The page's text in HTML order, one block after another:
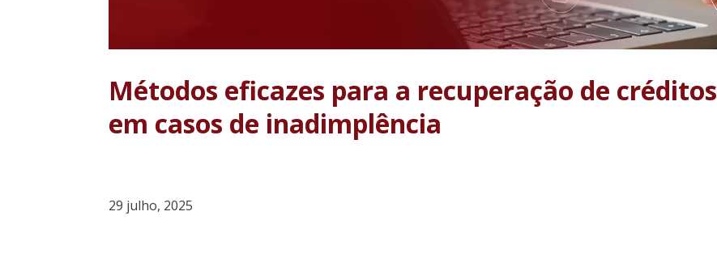
Métodos eficazes para a recuperação de créditos
em casos de inadimplência
29 julho, 2025